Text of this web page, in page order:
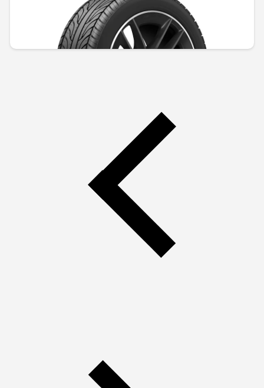
Не е налично онлайн
1603,37 € / 3135,92 лв.